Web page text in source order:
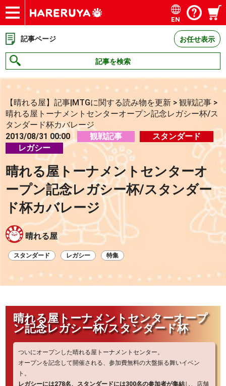
ショップ
買取
記事
デッキ検索
デッキ構築
選手一覧
店舗一覧
イベント
お問い合わせ
EN
記事ページ お任せ表示
記事を検索
【晴れる屋】記事|MTGに関する読み物を更新 >観戦記事 >
晴れる屋トーナメントセンターオープン記念レガシー杯/ス
タンダード杯カバレージ
2013/08/31 00:00
観戦記事
スタンダード
レガシー
晴れる屋トーナメントセンターオ
ープン記念レガシー杯/スタンダー
ド杯カバレージ
晴れる屋
スタンダード レガシー 特集
晴れる屋トーナメントセンターオープ
ン記念レガシー杯/スタンダード杯
ついにオープンした晴れる屋トーナメントセンター。
オープンを記念して開催される、参加費無料の大盤振る舞いイベン
ト。
レガシーには278名、スタンダードには300名の参加者が集結し、店舗